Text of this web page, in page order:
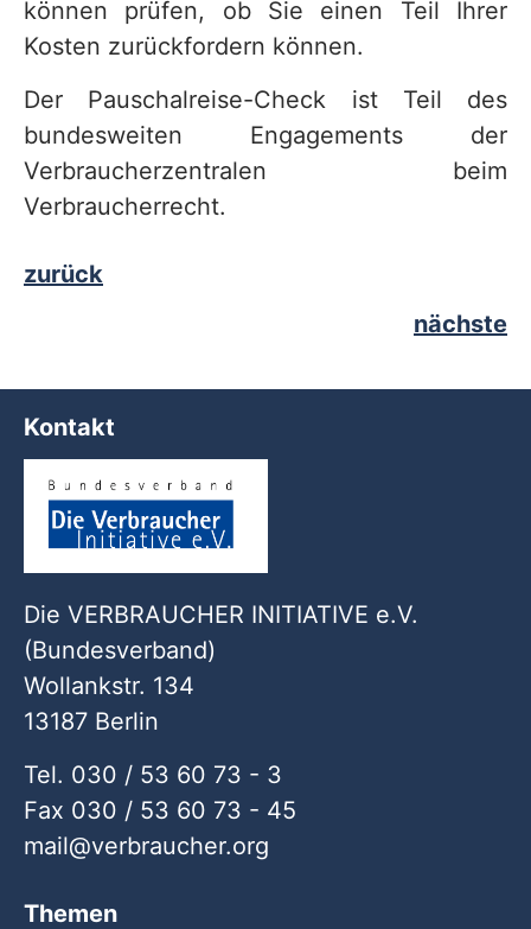
können prüfen, ob Sie einen Teil Ihrer
Kosten zurückfordern können.
Der Pauschalreise-Check ist Teil des
bundesweiten Engagements der
Verbraucherzentralen beim
Verbraucherrecht.
zurück
nächste
Kontakt
Die VERBRAUCHER INITIATIVE e.V.
(Bundesverband)
Wollankstr. 134
13187 Berlin
Tel. 030 / 53 60 73 - 3
Fax 030 / 53 60 73 - 45
mail
verbraucher org
Themen